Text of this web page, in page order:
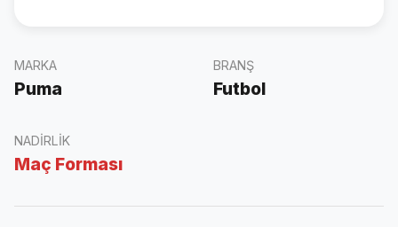
MARKA
Puma
BRANŞ
Futbol
NADIRLIK
Maç Forması